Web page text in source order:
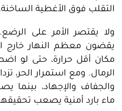
التقلب فوق الأغطية
ولا يقتصر الأمر على
يقضون معظم النهار خارج
مكان أقل حرارة، حتى لو
الرمال. ومع استمرار الحر،
والجفاف والإجهاد،
ماء بارد أمنية يصعب